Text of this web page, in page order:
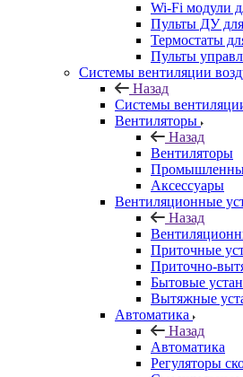
Wi-Fi модули
Пульты ДУ
Термостаты
Пульты
Системы вентиляции
Назад
Системы
Вентиляторы
Назад
Вентиляторы
Аксессуары
Вентиляционные
Назад
Приточные
Приточно-
Бытовые
Вытяжные
Автоматика
Назад
Автоматика
Регуляторы